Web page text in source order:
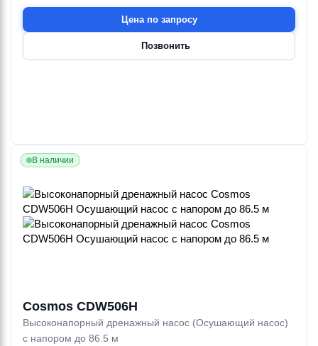
Цена по запросу
Позвонить
В наличии
Cosmos CDW506H
Высоконапорный дренажный насос (Осушающий насос)
с напором до 86.5 м